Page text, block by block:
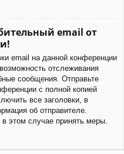
email от
email на данной конференции
отслеживания
сообщения. Отправьте
с полной копией
все заголовки, в
об отправителе.
этом случае принять меры.